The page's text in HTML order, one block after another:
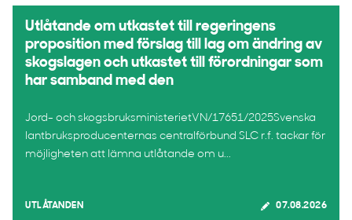
Utlåtande om utkastet till regeringens
proposition med förslag till lag om ändring av
skogslagen och utkastet till förordningar som
har samband med den
Jord- och skogsbruksministerietVN/17651/2025Svenska
lantbruksproducenternas centralförbund SLC r.f. tackar för
möjligheten att lämna utlåtande om u...
UTLÅTANDEN 07.08.2026